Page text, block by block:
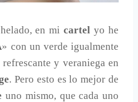
en micartel yo he
» con un verde igualmente
y veraniega en
. Pero esto es lo mejor de
uno mismo, que cada uno